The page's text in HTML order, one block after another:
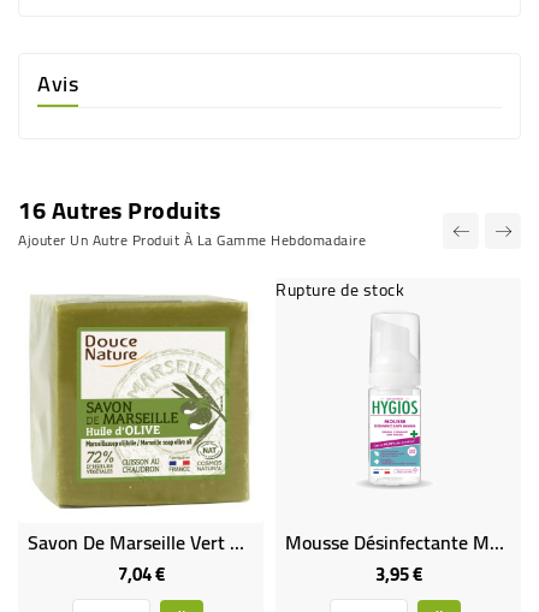
Avis
16 Autres Produits
Ajouter Un Autre Produit À La Gamme Hebdomadaire
Savon De Marseille Vert Cuit Au Chaudron
7,04 €Prix
Rupture de stock
Mousse Désinfectante Mains - Sans Alcool - Hydratante - Sans Rinçage
3,95 €Prix